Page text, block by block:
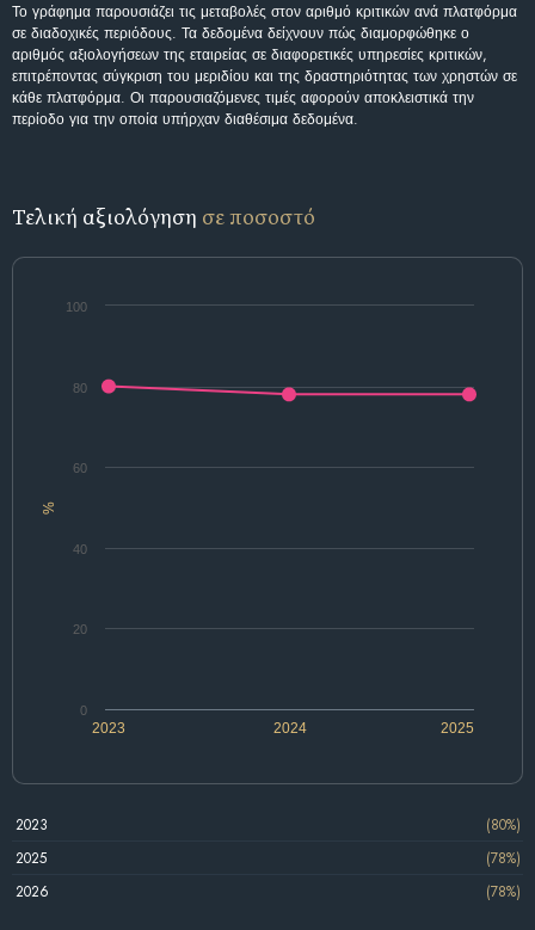
Το γράφημα παρουσιάζει τις μεταβολές στον αριθμό κριτικών ανά πλατφόρμα
σε διαδοχικές περιόδους. Τα δεδομένα δείχνουν πώς διαμορφώθηκε ο
αριθμός αξιολογήσεων της εταιρείας σε διαφορετικές υπηρεσίες κριτικών,
επιτρέποντας σύγκριση του μεριδίου και της δραστηριότητας των χρηστών σε
κάθε πλατφόρμα. Οι παρουσιαζόμενες τιμές αφορούν αποκλειστικά την
περίοδο για την οποία υπήρχαν διαθέσιμα δεδομένα.
Τελική αξιολόγηση σε ποσοστό
%
2023 2024 2025
0
20
40
60
80
100
2023
(80%)
2025
(78%)
2026
(78%)